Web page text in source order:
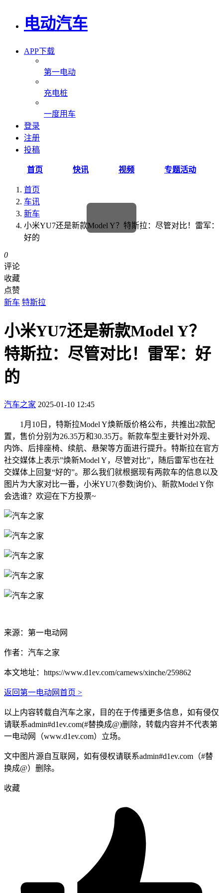
电动汽车
APP下载
第一电动
充电桩
一度用车
登录
注册
投稿
首页 快讯 视频 专题活动
首页
车讯
新车
小米YU7还是新款Model Y？特斯拉：尽管对比！雷军：
好的
0
评论
收藏
点赞
新车 特斯拉
小米YU7还是新款Model Y？
特斯拉：尽管对比！雷军：好
的
汽车之家 2025-01-10 12:45
1月10日，特斯拉Model Y焕新版价格公布，共推出2款配
置，售价分别为26.35万和30.35万。新款车型主要针对外观、
内饰、后排座椅、续航、悬架等方面进行提升。特斯拉在官方
社交媒体上表示”焕新Model Y，尽管对比”，随后雷军也在社
交媒体上回复“好的”。那么我们就根据现有两款车的信息以及
图片为大家对比一番，小米YU7(参数|询价)、新款Model Y你
会选谁？欢迎在下方投票~
来源：第一电动网
作者：汽车之家
本文地址： https://www.d1ev.com/carnews/xinche/259862
返回第一电动网首页 >
以上内容转载自汽车之家，目的在于传播更多信息，如有侵仅
请联系admin#d1ev.com(#替换成@)删除，转载内容并不代表第
一电动网（www.d1ev.com）立场。
文中图片源自互联网，如有侵权请联系admin#d1ev.com（#替
换成@）删除。
收藏